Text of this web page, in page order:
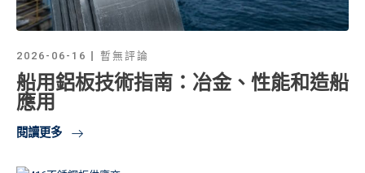
2026-06-16 暫無評論
船用鋁板技術指南：冶金、性能和造船
應用
閱讀更多